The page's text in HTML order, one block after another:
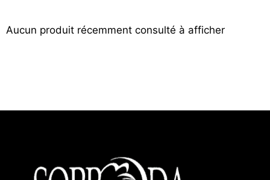
Aucun produit récemment consulté à afficher